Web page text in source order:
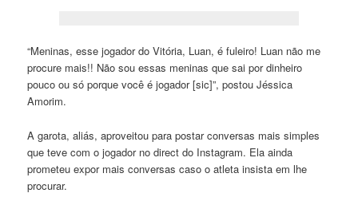
“Meninas, esse jogador do Vitória, Luan, é fuleiro! Luan não me
procure mais!! Não sou essas meninas que sai por dinheiro
pouco ou só porque você é jogador [sic]”, postou Jéssica
Amorim.
A garota, aliás, aproveitou para postar conversas mais simples
que teve com o jogador no direct do Instagram. Ela ainda
prometeu expor mais conversas caso o atleta insista em lhe
procurar.